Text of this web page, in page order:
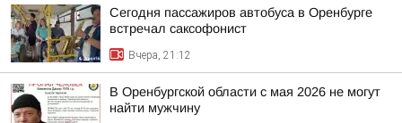
Сегодня пассажиров автобуса в Оренбурге
встречал саксофонист
Вчера, 21:12
В Оренбургской области с мая 2026 не могут
найти мужчину